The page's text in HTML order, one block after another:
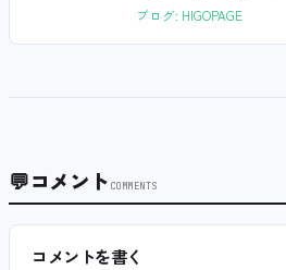
ブログ: HIGOPAGE
💬コメント COMMENTS
コメントを書く